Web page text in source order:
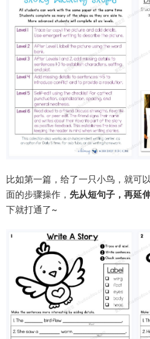
比如第一篇，给了一只小鸟，就可
面的步骤操作， 先从短句子，再延
下就打通了~